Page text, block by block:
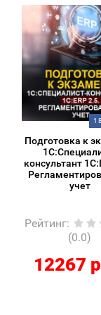
Подготовка к
консультант
учет
Рейтинг:
(0.0)
12267